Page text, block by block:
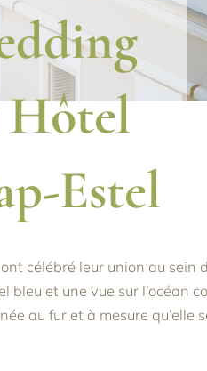
Estel
célébré leur union au sein
et une vue sur l’océan
au fur et à mesure qu’elle